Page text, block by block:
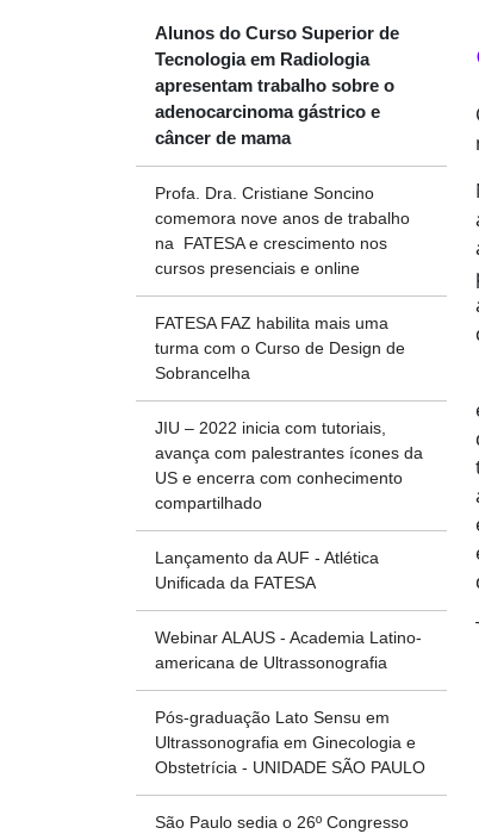
Alunos do Curso Superior de
Tecnologia em Radiologia
apresentam trabalho sobre o
adenocarcinoma gástrico e
câncer de mama
Profa. Dra. Cristiane Soncino
comemora nove anos de trabalho
na FATESA e crescimento nos
cursos presenciais e online
FATESA FAZ habilita mais uma
turma com o Curso de Design de
Sobrancelha
JIU – 2022 inicia com tutoriais,
avança com palestrantes ícones da
US e encerra com conhecimento
compartilhado
Lançamento da AUF - Atlética
Unificada da FATESA
Webinar ALAUS - Academia Latino-
americana de Ultrassonografia
Pós-graduação Lato Sensu em
Ultrassonografia em Ginecologia e
Obstetrícia - UNIDADE SÃO PAULO
São Paulo sedia o 26º Congresso